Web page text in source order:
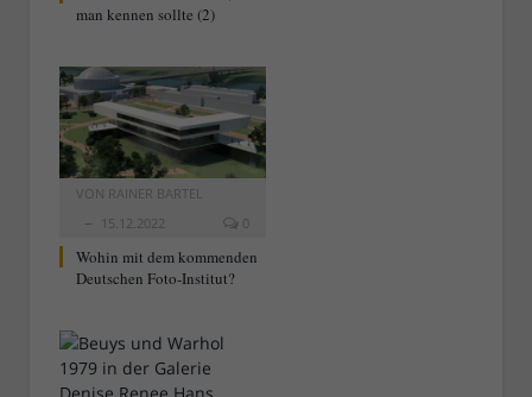
man kennen sollte (2)
VON RAINER BARTEL
15.12.2022
0
Wohin mit dem kommenden
Deutschen Foto-Institut?